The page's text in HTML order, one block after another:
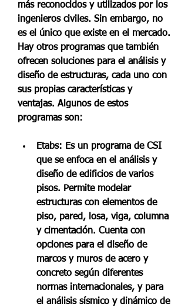
más reconocidos y utilizados por los
ingenieros civiles. Sin embargo, no
es el único que existe en el mercado.
Hay otros programas que también
ofrecen soluciones para el análisis y
diseño de estructuras, cada uno con
sus propias características y
ventajas. Algunos de estos
programas son:
Etabs: Es un programa de CSI
que se enfoca en el análisis y
diseño de edificios de varios
pisos. Permite modelar
estructuras con elementos de
piso, pared, losa, viga, columna
y cimentación. Cuenta con
opciones para el diseño de
marcos y muros de acero y
concreto según diferentes
normas internacionales, y para
el análisis sísmico y dinámico de